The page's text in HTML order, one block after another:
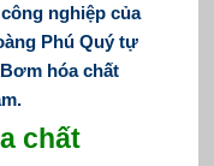
nghiệp của
Phú Quý tự
hóa chất
chất